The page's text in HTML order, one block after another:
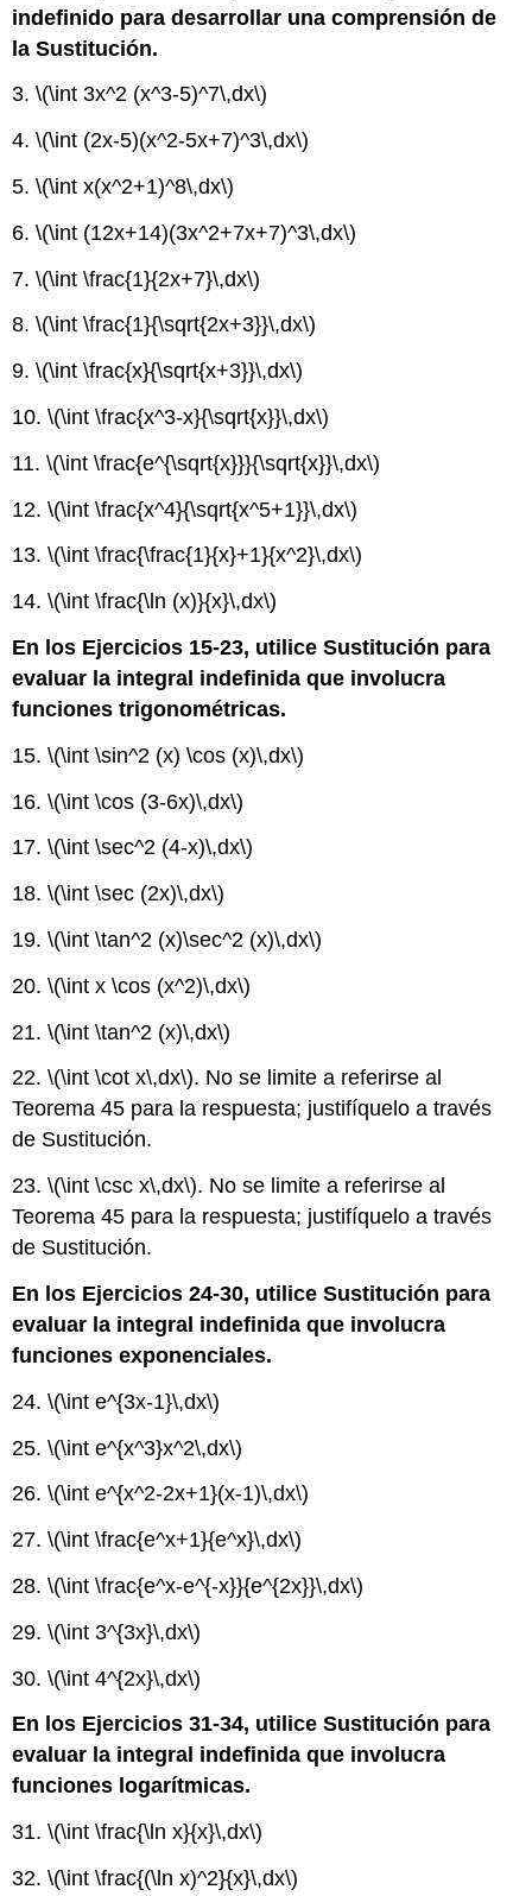
indefinido para desarrollar una comprensión de
la Sustitución.
3.\(\int 3x^2 (x^3-5)^7\,dx\)
4.\(\int (2x-5)(x^2-5x+7)^3\,dx\)
5.\(\int x(x^2+1)^8\,dx\)
6.\(\int (12x+14)(3x^2+7x+7)^3\,dx\)
7.\(\int \frac{1}{2x+7}\,dx\)
8.\(\int \frac{1}{\sqrt{2x+3}}\,dx\)
9.\(\int \frac{x}{\sqrt{x+3}}\,dx\)
10.\(\int \frac{x^3-x}{\sqrt{x}}\,dx\)
11.\(\int \frac{e^{\sqrt{x}}}{\sqrt{x}}\,dx\)
12.\(\int \frac{x^4}{\sqrt{x^5+1}}\,dx\)
13.\(\int \frac{\frac{1}{x}+1}{x^2}\,dx\)
14.\(\int \frac{\ln (x)}{x}\,dx\)
En los Ejercicios 15-23, utilice Sustitución para
evaluar la integral indefinida que involucra
funciones trigonométricas.
15.\(\int \sin^2 (x) \cos (x)\,dx\)
16.\(\int \cos (3-6x)\,dx\)
17.\(\int \sec^2 (4-x)\,dx\)
18.\(\int \sec (2x)\,dx\)
19.\(\int \tan^2 (x)\sec^2 (x)\,dx\)
20.\(\int x \cos (x^2)\,dx\)
21.\(\int \tan^2 (x)\,dx\)
22.\(\int \cot x\,dx\). No se limite a referirse al
Teorema 45 para la respuesta; justifíquelo a través
de Sustitución.
23.\(\int \csc x\,dx\). No se limite a referirse al
Teorema 45 para la respuesta; justifíquelo a través
de Sustitución.
En los Ejercicios 24-30, utilice Sustitución para
evaluar la integral indefinida que involucra
funciones exponenciales.
24.\(\int e^{3x-1}\,dx\)
25.\(\int e^{x^3}x^2\,dx\)
26.\(\int e^{x^2-2x+1}(x-1)\,dx\)
27.\(\int \frac{e^x+1}{e^x}\,dx\)
28.\(\int \frac{e^x-e^{-x}}{e^{2x}}\,dx\)
29.\(\int 3^{3x}\,dx\)
30.\(\int 4^{2x}\,dx\)
En los Ejercicios 31-34, utilice Sustitución para
evaluar la integral indefinida que involucra
funciones logarítmicas.
31.\(\int \frac{\ln x}{x}\,dx\)
32.\(\int \frac{(\ln x)^2}{x}\,dx\)